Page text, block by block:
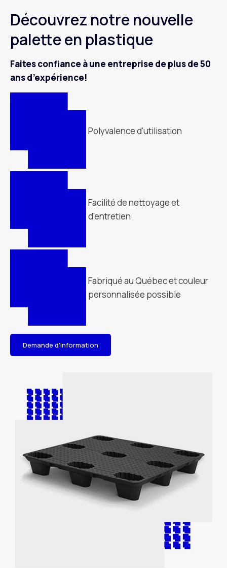
Découvrez notre nouvelle
palette en plastique
Faites confiance à une entreprise de plus de 50
ans d’expérience!
Polyvalence d'utilisation
Facilité de nettoyage et
d'entretien
Fabriqué au Québec et couleur
personnalisée possible
Demande d'information